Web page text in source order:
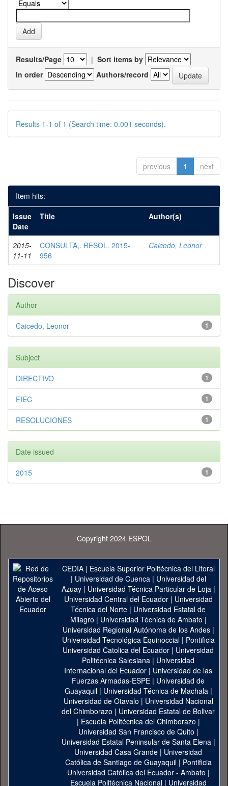
Results/Page | Sort items by
In order
Authors/record
Results 1-1 of 1 (Search time: 0.001 seconds).
previous 1 next
Item hits:
Issue
Date
Title Author(s)
2015-
11-11
CONSULTA,. RESOL. 2015-
956
Caicedo, Leonor
Discover
Author
1
Caicedo, Leonor
Subject
1
DIRECTIVO
1
FIEC
1
RESOLUCIONES
Date issued
1
2015
Copyright 2024 ESPOL
CEDIA| Escuela Superior Politécnica del Litoral
| Universidad de Cuenca| Universidad del
Azuay| Universidad Técnica Particular de Loja|
Universidad Central del Ecuador| Universidad
Técnica del Norte | Universidad Estatal de
Milagro | Universidad Técnica de Ambato |
Universidad Regional Autónoma de los Andes|
Universidad Tecnológica Equinoccial| Pontificia
Universidad Catolica del Ecuador | Universidad
Politécnica Salesiana | Universidad
Internacional del Ecuador | Universidad de las
Fuerzas Armadas-ESPE | Universidad de
Guayaquil| Universidad Técnica de Machala|
Universidad de Otavalo | Universidad Nacional
del Chimborazo | Universidad Estatal de Bolivar
| Escuela Politécnica del Chimborazo |
Universidad San Francisco de Quito |
Universidad Estatal Peninsular de Santa Elena|
Universidad Casa Grande | Universidad
Católica de Santiago de Guayaquil| Pontificia
Universidad Católica del Ecuador - Ambato |
Escuela Politécnica Nacional| Universidad